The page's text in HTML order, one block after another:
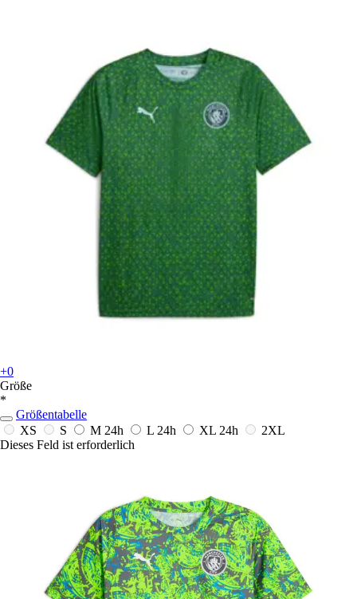
+0
Größe
*
Größentabelle
XS
S M 24h L 24h XL 24h
2XL
Dieses Feld ist erforderlich